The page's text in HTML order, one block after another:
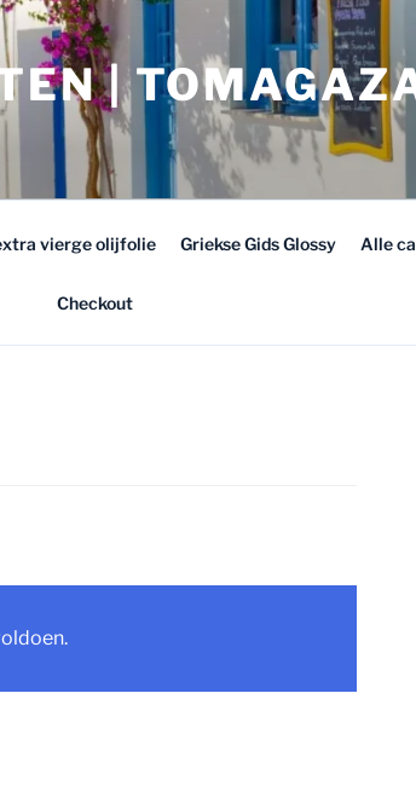
|
vierge olijfolie Griekse Gids Glossy Alle
Checkout